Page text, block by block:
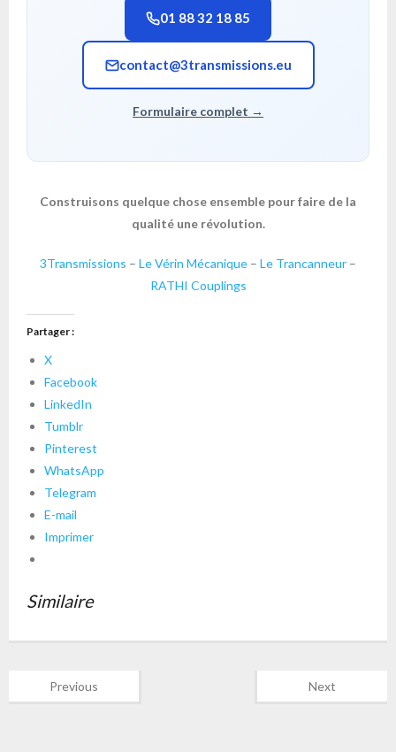
01 88 32 18 85
contact@3transmissions.eu
Formulaire complet →
Construisons quelque chose ensemble pour faire de la
qualité une révolution.
3Transmissions – Le Vérin Mécanique – Le Trancanneur –
RATHI Couplings
Partager :
X
Facebook
LinkedIn
Tumblr
Pinterest
WhatsApp
Telegram
E-mail
Imprimer
Similaire
Previous Next